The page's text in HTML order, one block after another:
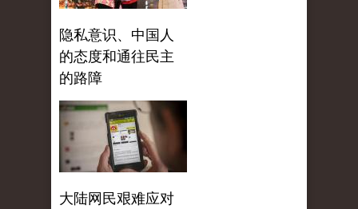
隐私意识、中国人
的态度和通往民主
的路障
大陆网民艰难应对